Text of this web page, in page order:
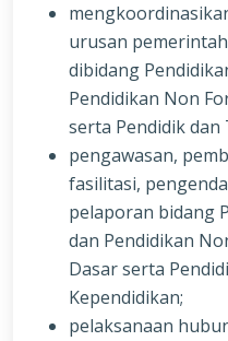
urusan
dibidang
Pendidikan Non
serta Pendidik dan
pengawasan,
fasilitasi,
pelaporan bidang
dan Pendidikan
Dasar serta
Kependidikan;
pelaksanaan